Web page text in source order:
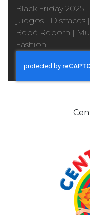
Black Friday 2025 |
juegos | Disfraces |
Bebé Reborn |
Fashion